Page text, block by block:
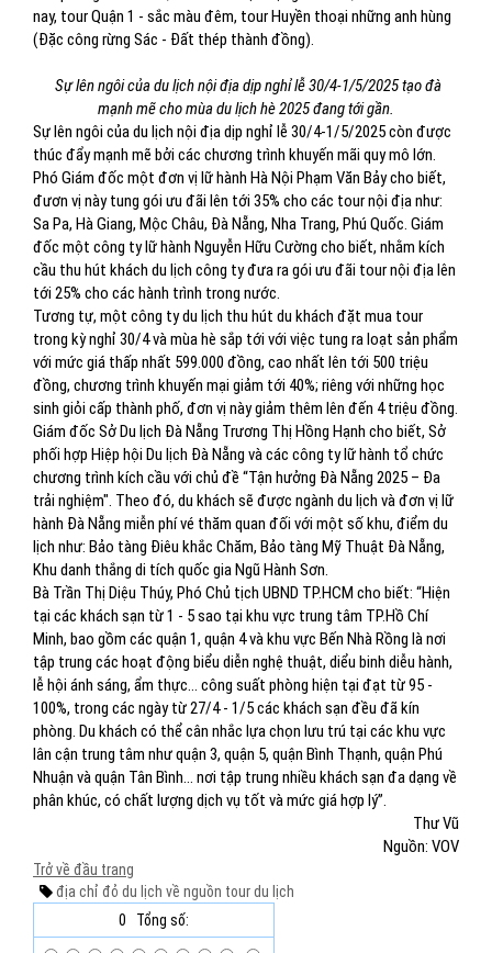
nay, tour Quận 1 - sắc màu đêm, tour Huyền thoại những anh hùng
(Đặc công rừng Sác - Đất thép thành đồng).
Sự lên ngôi của du lịch nội địa dịp nghỉ lễ 30/4-1/5/2025 tạo đà
mạnh mẽ cho mùa du lịch hè 2025 đang tới gần.
Sự lên ngôi của du lịch nội địa dịp nghỉ lễ 30/4-1/5/2025 còn được
thúc đẩy mạnh mẽ bởi các chương trình khuyến mãi quy mô lớn.
Phó Giám đốc một đơn vị lữ hành Hà Nội Phạm Văn Bảy cho biết,
đươn vị này tung gói ưu đãi lên tới 35% cho các tour nội địa như:
Sa Pa, Hà Giang, Mộc Châu, Đà Nẵng, Nha Trang, Phú Quốc. Giám
đốc một công ty lữ hành Nguyễn Hữu Cường cho biết, nhằm kích
cầu thu hút khách du lịch công ty đưa ra gói ưu đãi tour nội địa lên
tới 25% cho các hành trình trong nước.
Tương tự, một công ty du lịch thu hút du khách đặt mua tour
trong kỳ nghỉ 30/4 và mùa hè sắp tới với việc tung ra loạt sản phẩm
với mức giá thấp nhất 599.000 đồng, cao nhất lên tới 500 triệu
đồng, chương trình khuyến mại giảm tới 40%; riêng với những học
sinh giỏi cấp thành phố, đơn vị này giảm thêm lên đến 4 triệu đồng.
Giám đốc Sở Du lịch Đà Nẵng Trương Thị Hồng Hạnh cho biết, Sở
phối hợp Hiệp hội Du lịch Đà Nẵng và các công ty lữ hành tổ chức
chương trình kích cầu với chủ đề “Tận hưởng Đà Nẵng 2025 – Đa
trải nghiệm". Theo đó, du khách sẽ được ngành du lịch và đơn vị lữ
hành Đà Nẵng miễn phí vé thăm quan đối với một số khu, điểm du
lịch như: Bảo tàng Điêu khắc Chăm, Bảo tàng Mỹ Thuật Đà Nẵng,
Khu danh thắng di tích quốc gia Ngũ Hành Sơn.
Bà Trần Thị Diệu Thúy, Phó Chủ tịch UBND TP.HCM cho biết: “Hiện
tại các khách sạn từ 1 - 5 sao tại khu vực trung tâm TP.Hồ Chí
Minh, bao gồm các quận 1, quận 4 và khu vực Bến Nhà Rồng là nơi
tập trung các hoạt động biểu diễn nghệ thuật, diểu binh diễu hành,
lễ hội ánh sáng, ẩm thực… công suất phòng hiện tại đạt từ 95 -
100%, trong các ngày từ 27/4 - 1/5 các khách sạn đều đã kín
phòng. Du khách có thể cân nhắc lựa chọn lưu trú tại các khu vực
lân cận trung tâm như quận 3, quận 5, quận Bình Thạnh, quận Phú
Nhuận và quận Tân Bình… nơi tập trung nhiều khách sạn đa dạng về
phân khúc, có chất lượng dịch vụ tốt và mức giá hợp lý”.
Thư Vũ
Nguồn: VOV
Trở về đầu trang
địa chỉ đỏ du lịch về nguồn tour du lịch
0
Tổng số: